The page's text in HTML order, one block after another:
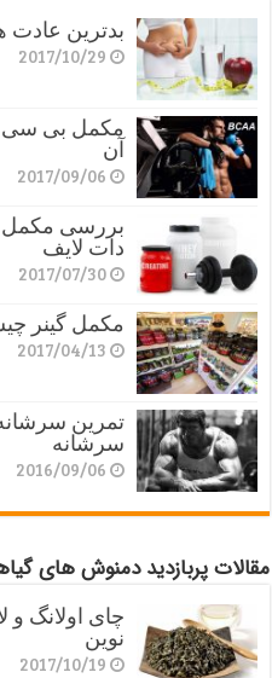
بدترین عادت
2017/10/29
مکمل بی سی
آن
2017/09/06
بررسی مکمل
دات لایف
2017/07/30
مکمل گینر
2017/04/13
تمرین
سرشانه
2016/09/06
مقالات پربازدید دمنوش های
چای اولانگ
نوین
2017/10/19